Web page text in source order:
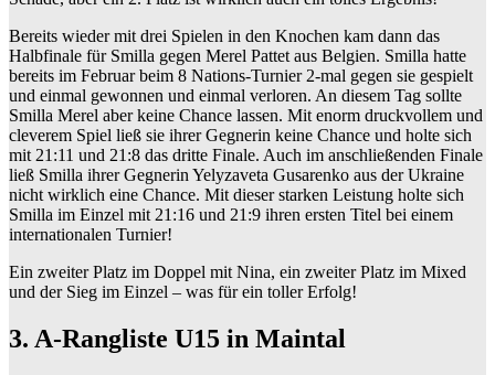
Bereits wieder mit drei Spielen in den Knochen kam dann das
Halbfinale für Smilla gegen Merel Pattet aus Belgien. Smilla hatte
bereits im Februar beim 8 Nations-Turnier 2-mal gegen sie gespielt
und einmal gewonnen und einmal verloren. An diesem Tag sollte
Smilla Merel aber keine Chance lassen. Mit enorm druckvollem und
cleverem Spiel ließ sie ihrer Gegnerin keine Chance und holte sich
mit 21:11 und 21:8 das dritte Finale. Auch im anschließenden Finale
ließ Smilla ihrer Gegnerin Yelyzaveta Gusarenko aus der Ukraine
nicht wirklich eine Chance. Mit dieser starken Leistung holte sich
Smilla im Einzel mit 21:16 und 21:9 ihren ersten Titel bei einem
internationalen Turnier!
Ein zweiter Platz im Doppel mit Nina, ein zweiter Platz im Mixed
und der Sieg im Einzel – was für ein toller Erfolg!
3. A-Rangliste U15 in Maintal